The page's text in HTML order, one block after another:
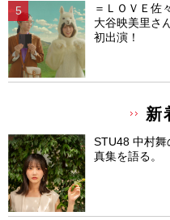
＝ＬＯＶＥ佐
大谷映美里さ
初出演！
新
STU48 中村
真集を語る。